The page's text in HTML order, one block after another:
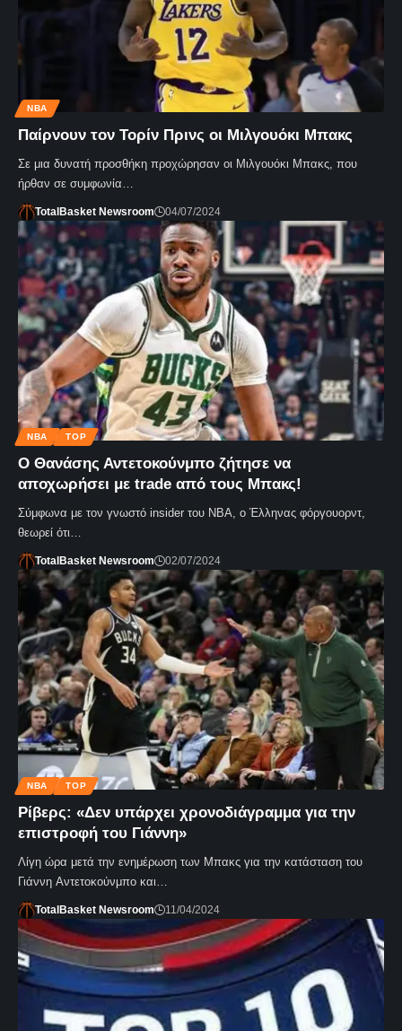
NBA
Παίρνουν τον Τορίν Πρινς οι Μιλγουόκι Μπακς
Σε μια δυνατή προσθήκη προχώρησαν οι Μιλγουόκι Μπακς, που
ήρθαν σε συμφωνία…
TotalBasket Newsroom 04/07/2024
NBA TOP
Ο Θανάσης Αντετοκούνμπο ζήτησε να
αποχωρήσει με trade από τους Μπακς!
Σύμφωνα με τον γνωστό insider του ΝΒΑ, o Έλληνας φόργουορντ,
θεωρεί ότι…
TotalBasket Newsroom 02/07/2024
NBA TOP
Ρίβερς: «Δεν υπάρχει χρονοδιάγραμμα για την
επιστροφή του Γιάννη»
Λίγη ώρα μετά την ενημέρωση των Μπακς για την κατάσταση του
Γιάννη Αντετοκούνμπο και…
TotalBasket Newsroom 11/04/2024